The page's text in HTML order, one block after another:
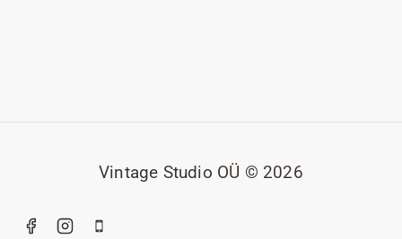
Vintage Studio OÜ © 2026